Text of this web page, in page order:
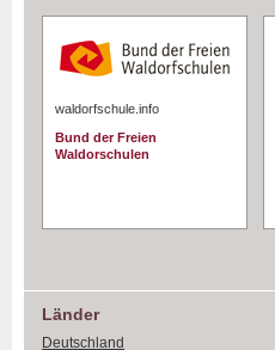
waldorfschule.info
Bund der Freien
Waldorschulen
Länder
Deutschland